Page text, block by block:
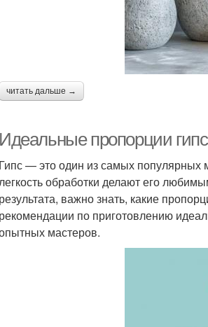
читать дальше →
Идеальные пропорции
Гипс — это один из самых популярных
обработки делают его
результата, важно знать, какие
рекомендации по приготовлению
мастеров.